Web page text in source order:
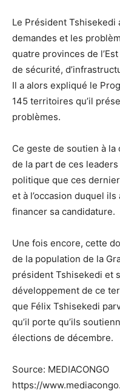
Le Président Tshisekedi
demandes et les
quatre provinces de
de sécurité,
Il a alors expliqué le
145 territoires qu’il
problèmes.
Ce geste de soutien à
de la part de ces
politique que ces
et à l’occasion duquel
financer sa candidature.
Une fois encore, cette
de la population de la
président Tshisekedi et
développement de ce
que Félix Tshisekedi
qu’il porte qu’ils
élections de décembre.
Source: MEDIACONGO
https://